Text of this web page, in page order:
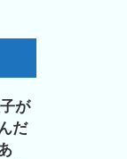
が
だ